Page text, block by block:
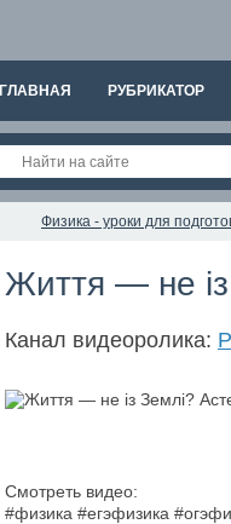
ГЛАВНАЯ РУБРИКАТОР
Физика - уроки для
Життя — не
Канал видеоролика:
Смотреть видео:
#физика #егэфизика